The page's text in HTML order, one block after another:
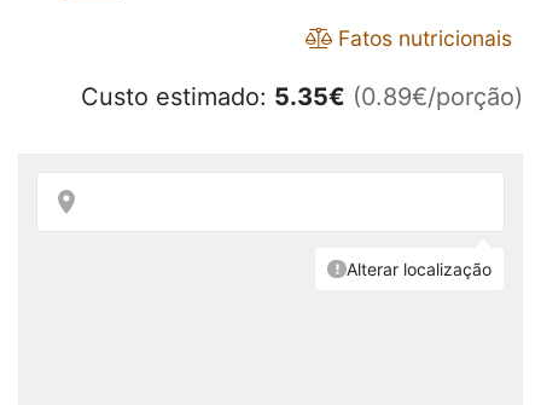
Fatos nutricionais
Custo estimado: 5.35€ (0.89€/porção)